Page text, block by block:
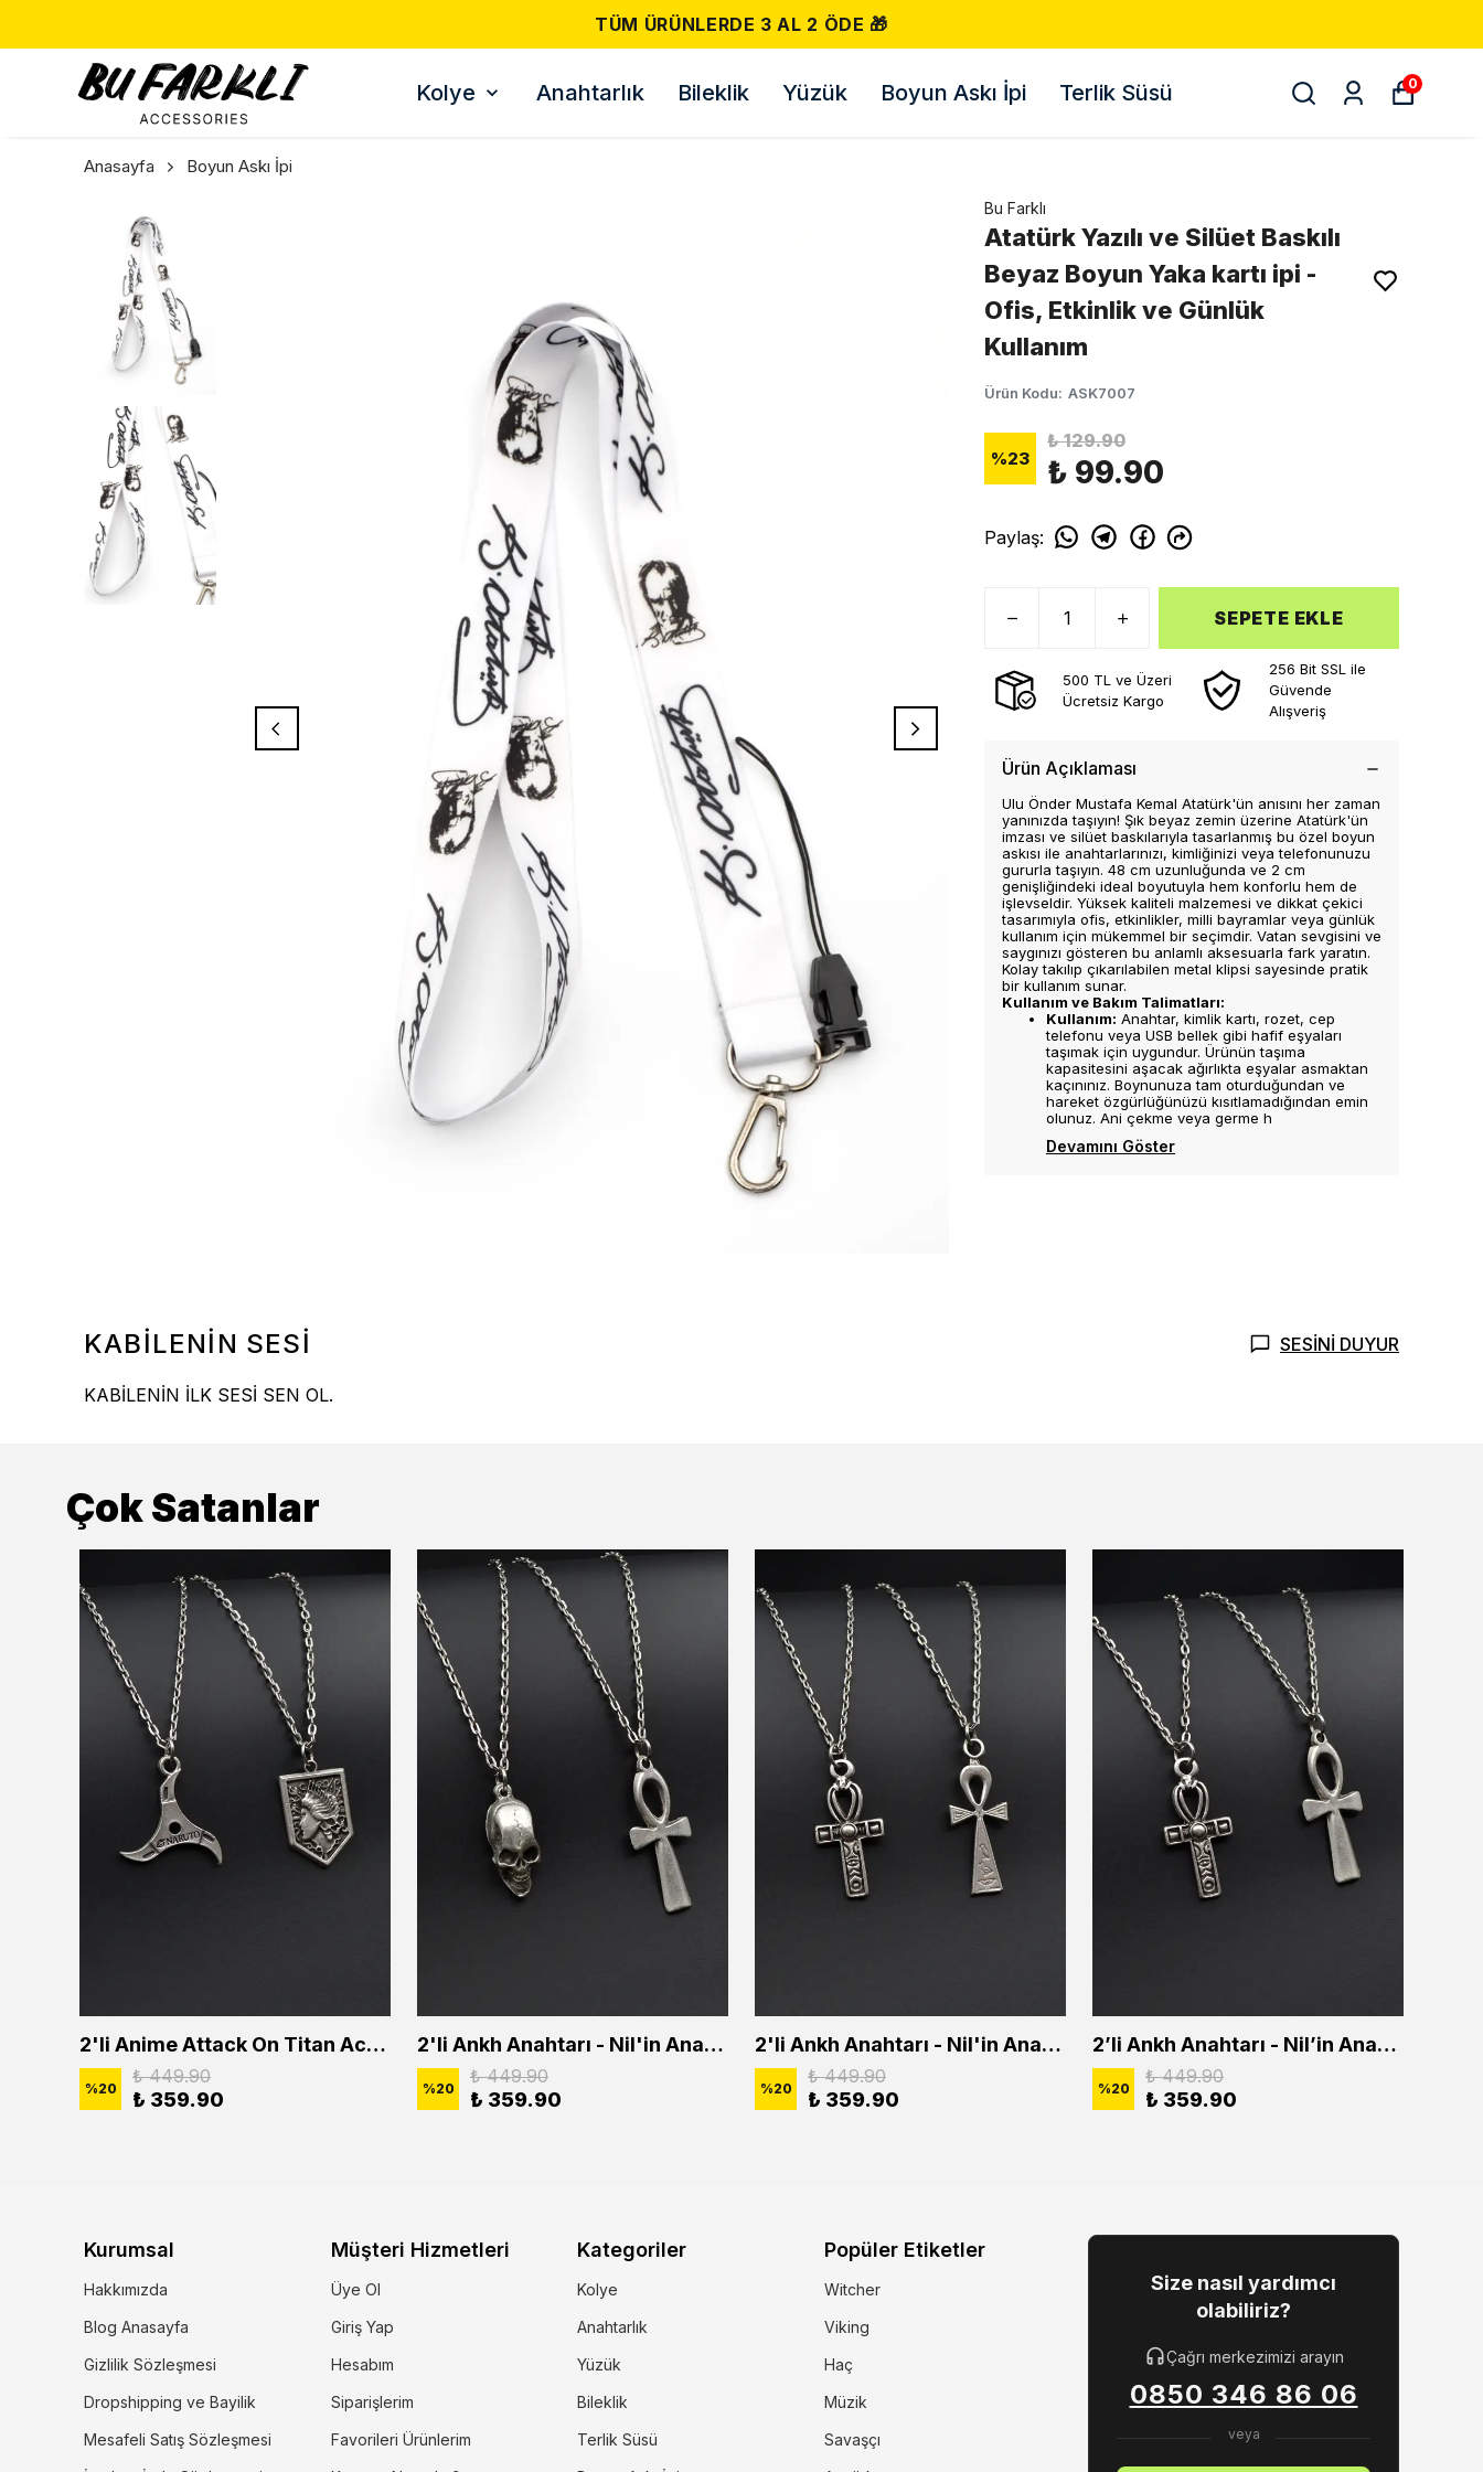
TÜM ÜRÜNLERDE 3 AL 2 ÖDE 🎁
Kolye Anahtarlık Bileklik Yüzük Boyun Askı İpi Terlik Süsü 0
Anasayfa Boyun Askı İpi
Bu Farklı
Atatürk Yazılı ve Silüet Baskılı
Beyaz Boyun Yaka kartı ipi -
Ofis, Etkinlik ve Günlük
Kullanım
Ürün Kodu: ASK7007
%23
₺ 129.90
₺ 99.90
Paylaş:
SEPETE EKLE
500 TL ve Üzeri
Ücretsiz Kargo
256 Bit SSL ile
Güvende
Alışveriş
Ürün Açıklaması
Ulu Önder Mustafa Kemal Atatürk'ün anısını her zaman
yanınızda taşıyın! Şık beyaz zemin üzerine Atatürk'ün
imzası ve silüet baskılarıyla tasarlanmış bu özel boyun
askısı ile anahtarlarınızı, kimliğinizi veya telefonunuzu
gururla taşıyın. 48 cm uzunluğunda ve 2 cm
genişliğindeki ideal boyutuyla hem konforlu hem de
işlevseldir. Yüksek kaliteli malzemesi ve dikkat çekici
tasarımıyla ofis, etkinlikler, milli bayramlar veya günlük
kullanım için mükemmel bir seçimdir. Vatan sevgisini ve
saygınızı gösteren bu anlamlı aksesuarla fark yaratın.
Kolay takılıp çıkarılabilen metal klipsi sayesinde pratik
bir kullanım sunar.
Kullanım ve Bakım Talimatları:
Kullanım: Anahtar, kimlik kartı, rozet, cep
telefonu veya USB bellek gibi hafif eşyaları
taşımak için uygundur. Ürünün taşıma
kapasitesini aşacak ağırlıkta eşyalar asmaktan
kaçınınız. Boynunuza tam oturduğundan ve
hareket özgürlüğünüzü kısıtlamadığından emin
olunuz. Ani çekme veya germe h
Devamını Göster
KABİLENİN SESİ SESİNİ DUYUR
KABİLENİN İLK SESİ SEN OL.
Çok Satanlar
2'li Anime Attack On Titan Acrylic Maria Anime Naruto Erkek Kadın Kolye Seti
%20
₺ 449.90
₺ 359.90
2'li Ankh Anahtarı - Nil'in Anahtarı - Kuru Kafa Erkek Kadın Kolye Seti
%20
₺ 449.90
₺ 359.90
2'li Ankh Anahtarı - Nil'in Anahtarı Erkek Kadın Kolye Seti
%20
₺ 449.90
₺ 359.90
2’li Ankh Anahtarı - Nil’in Anahtarı Erkek Kadın Kolye Seti
%20
₺ 449.90
₺ 359.90
Kurumsal
Hakkımızda
Blog Anasayfa
Gizlilik Sözleşmesi
Dropshipping ve Bayilik
Mesafeli Satış Sözleşmesi
Müşteri Hizmetleri
Üye Ol
Giriş Yap
Hesabım
Siparişlerim
Favorileri Ürünlerim
Kategoriler
Kolye
Anahtarlık
Yüzük
Bileklik
Terlik Süsü
Popüler Etiketler
Witcher
Viking
Haç
Müzik
Savaşçı
Size nasıl yardımcı
olabiliriz?
Çağrı merkezimizi arayın
0850 346 86 06